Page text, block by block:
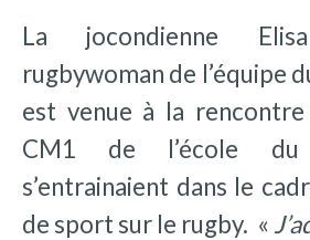
La jocondienne
rugbywoman de l’équipe
est venue à la
CM1 de l’école
s’entrainaient dans le
de sport sur le rugby. «